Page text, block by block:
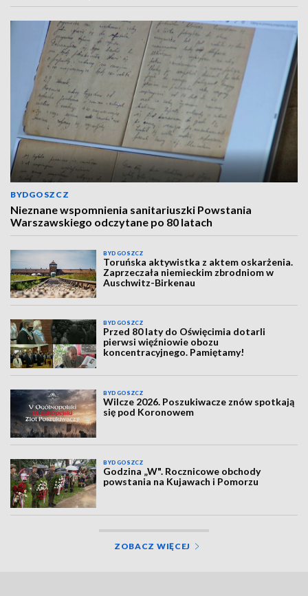
BYDGOSZCZ
Nieznane wspomnienia sanitariuszki Powstania
Warszawskiego odczytane po 80 latach
BYDGOSZCZ
Toruńska aktywistka z aktem oskarżenia.
Zaprzeczała niemieckim zbrodniom w
Auschwitz-Birkenau
BYDGOSZCZ
Przed 80 laty do Oświęcimia dotarli
pierwsi więźniowie obozu
koncentracyjnego. Pamiętamy!
BYDGOSZCZ
Wilcze 2026. Poszukiwacze znów spotkają
się pod Koronowem
BYDGOSZCZ
Godzina „W". Rocznicowe obchody
powstania na Kujawach i Pomorzu
ZOBACZ WIĘCEJ